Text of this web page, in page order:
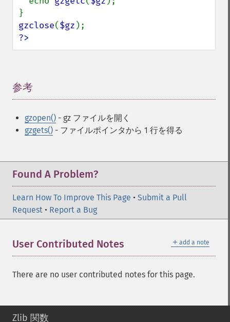
gzclose($gz
?>
参考
gzopen() - gz ファイルを開く
gzgets() - ファイルポインタから 1 行を得る
Found A Problem?
Learn How To Improve This Page • Submit a Pull
Request • Report a Bug
＋ add a note
User Contributed Notes
There are no user contributed notes for this page.
Zlib 関数